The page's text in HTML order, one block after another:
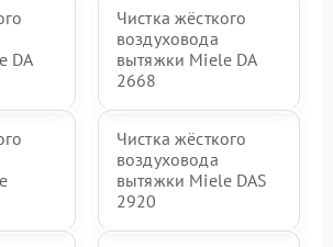
DA
Чистка жёсткого
воздуховода
вытяжки Miele DA
2668
Чистка жёсткого
воздуховода
вытяжки Miele DAS
2920